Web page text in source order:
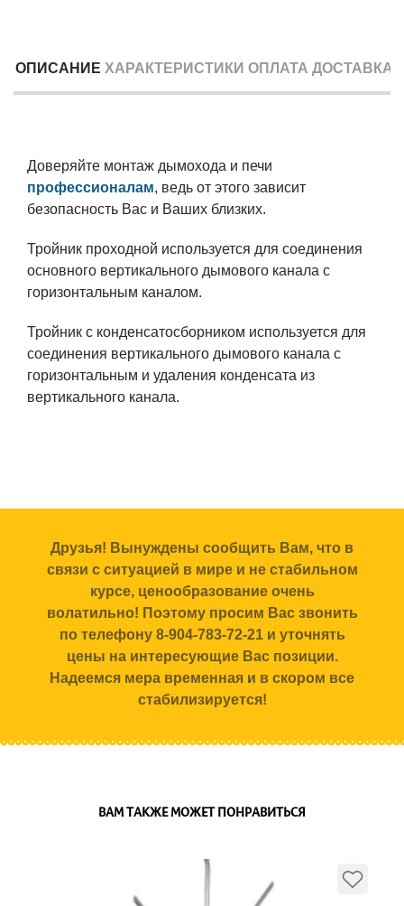
ОПИСАНИЕ ХАРАКТЕРИСТИКИ ОПЛАТА ДОСТАВКА
Доверяйте монтаж дымохода и печи
профессионалам, ведь от этого зависит
безопасность Вас и Ваших близких.
Тройник проходной используется для соединения
основного вертикального дымового канала с
горизонтальным каналом.
Тройник с конденсатосборником используется для
соединения вертикального дымового канала с
горизонтальным и удаления конденсата из
вертикального канала.
Друзья! Вынуждены сообщить Вам, что в
связи с ситуацией в мире и не стабильном
курсе, ценообразование очень
волатильно! Поэтому просим Вас звонить
по телефону 8-904-783-72-21 и уточнять
цены на интересующие Вас позиции.
Надеемся мера временная и в скором все
стабилизируется!
ВАМ ТАКЖЕ МОЖЕТ ПОНРАВИТЬСЯ